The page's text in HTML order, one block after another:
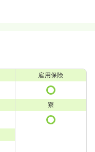
雇用保険
寮